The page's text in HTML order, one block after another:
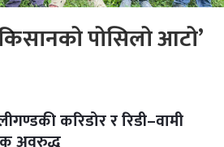
पोसिलो आटो’
करिडोर र रिडी–वामी